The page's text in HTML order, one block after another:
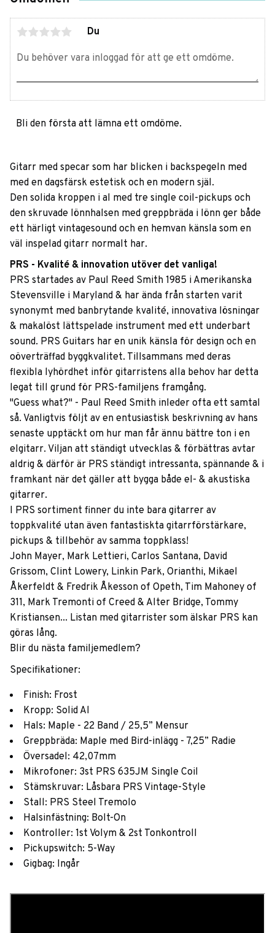
Du
Bli den första att lämna ett omdöme.
Gitarr med specar som har blicken i backspegeln med
med en dagsfärsk estetisk och en modern själ.
Den solida kroppen i al med tre single coil-pickups och
den skruvade lönnhalsen med greppbräda i lönn ger både
ett härligt vintagesound och en hemvan känsla som en
väl inspelad gitarr normalt har.
PRS - Kvalité & innovation utöver det vanliga!
PRS startades av Paul Reed Smith 1985 i Amerikanska
Stevensville i Maryland & har ända från starten varit
synonymt med banbrytande kvalité, innovativa lösningar
& makalöst lättspelade instrument med ett underbart
sound. PRS Guitars har en unik känsla för design och en
oöverträffad byggkvalitet. Tillsammans med deras
flexibla lyhördhet inför gitarristens alla behov har detta
legat till grund för PRS-familjens framgång.
"Guess what?" - Paul Reed Smith inleder ofta ett samtal
så. Vanligtvis följt av en entusiastisk beskrivning av hans
senaste upptäckt om hur man får ännu bättre ton i en
elgitarr. Viljan att ständigt utvecklas & förbättras avtar
aldrig & därför är PRS ständigt intressanta, spännande & i
framkant när det gäller att bygga både el- & akustiska
gitarrer.
I PRS sortiment finner du inte bara gitarrer av
toppkvalité utan även fantastiskta gitarrförstärkare,
pickups & tillbehör av samma toppklass!
John Mayer, Mark Lettieri, Carlos Santana, David
Grissom, Clint Lowery, Linkin Park, Orianthi, Mikael
Åkerfeldt & Fredrik Åkesson of Opeth, Tim Mahoney of
311, Mark Tremonti of Creed & Alter Bridge, Tommy
Kristiansen... Listan med gitarrister som älskar PRS kan
göras lång.
Blir du nästa familjemedlem?
Specifikationer:
Finish: Frost
Kropp: Solid Al
Hals: Maple - 22 Band / 25,5” Mensur
Greppbräda: Maple med Bird-inlägg - 7,25” Radie
Översadel: 42,07mm
Mikrofoner: 3st PRS 635JM Single Coil
Stämskruvar: Låsbara PRS Vintage-Style
Stall: PRS Steel Tremolo
Halsinfästning: Bolt-On
Kontroller: 1st Volym & 2st Tonkontroll
Pickupswitch: 5-Way
Gigbag: Ingår